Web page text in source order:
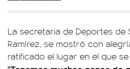
La secretaria de Deportes de
Ramírez, se mostró con
ratificado el lugar en el que